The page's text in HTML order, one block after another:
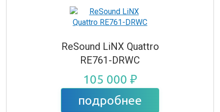
ReSound LiNX Quattro
RE761-DRWC
105 000 ₽
подробнее